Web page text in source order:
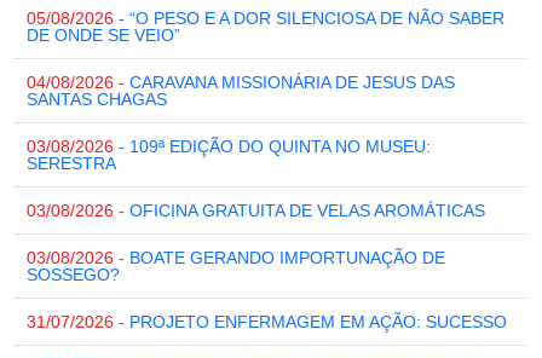
05/08/2026 - “O PESO E A DOR SILENCIOSA DE NÃO SABER
DE ONDE SE VEIO”
04/08/2026 - CARAVANA MISSIONÁRIA DE JESUS DAS
SANTAS CHAGAS
03/08/2026 - 109ª EDIÇÃO DO QUINTA NO MUSEU:
SERESTRA
03/08/2026 - OFICINA GRATUITA DE VELAS AROMÁTICAS
03/08/2026 - BOATE GERANDO IMPORTUNAÇÃO DE
SOSSEGO?
31/07/2026 - PROJETO ENFERMAGEM EM AÇÃO: SUCESSO